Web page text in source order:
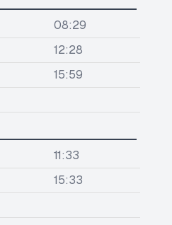
08:29
12:28
15:59
11:33
15:33